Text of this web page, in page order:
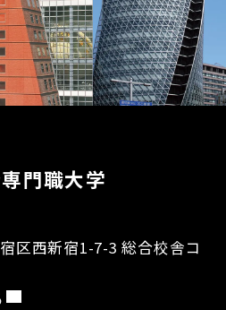
専門職大学
区西新宿1-7-3 総合校舎コ